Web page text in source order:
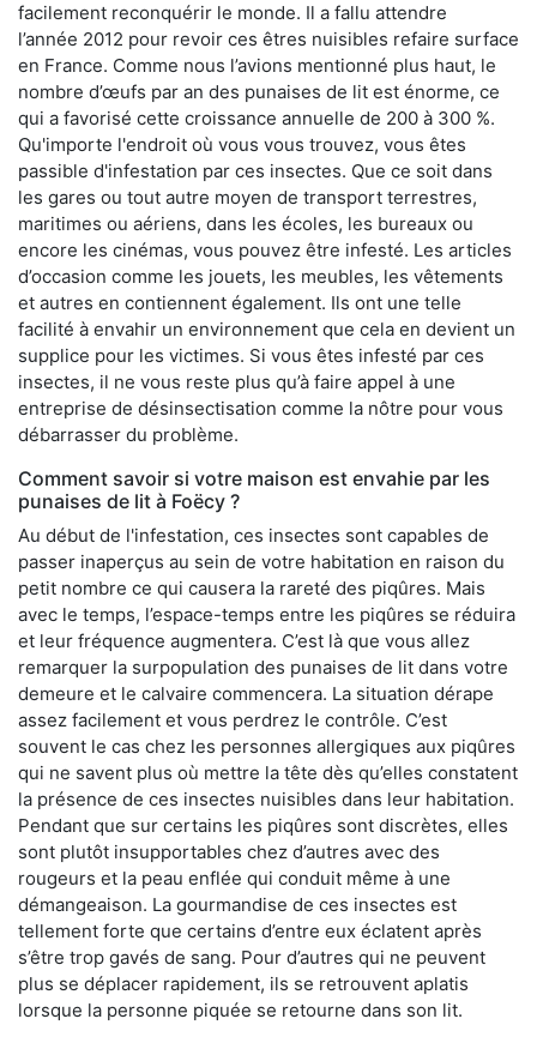
facilement reconquérir le monde. Il a fallu attendre
l’année 2012 pour revoir ces êtres nuisibles refaire surface
en France. Comme nous l’avions mentionné plus haut, le
nombre d’œufs par an des punaises de lit est énorme, ce
qui a favorisé cette croissance annuelle de 200 à 300 %.
Qu'importe l'endroit où vous vous trouvez, vous êtes
passible d'infestation par ces insectes. Que ce soit dans
les gares ou tout autre moyen de transport terrestres,
maritimes ou aériens, dans les écoles, les bureaux ou
encore les cinémas, vous pouvez être infesté. Les articles
d’occasion comme les jouets, les meubles, les vêtements
et autres en contiennent également. Ils ont une telle
facilité à envahir un environnement que cela en devient un
supplice pour les victimes. Si vous êtes infesté par ces
insectes, il ne vous reste plus qu’à faire appel à une
entreprise de désinsectisation comme la nôtre pour vous
débarrasser du problème.
Comment savoir si votre maison est envahie par les
punaises de lit à Foëcy ?
Au début de l'infestation, ces insectes sont capables de
passer inaperçus au sein de votre habitation en raison du
petit nombre ce qui causera la rareté des piqûres. Mais
avec le temps, l’espace-temps entre les piqûres se réduira
et leur fréquence augmentera. C’est là que vous allez
remarquer la surpopulation des punaises de lit dans votre
demeure et le calvaire commencera. La situation dérape
assez facilement et vous perdrez le contrôle. C’est
souvent le cas chez les personnes allergiques aux piqûres
qui ne savent plus où mettre la tête dès qu’elles constatent
la présence de ces insectes nuisibles dans leur habitation.
Pendant que sur certains les piqûres sont discrètes, elles
sont plutôt insupportables chez d’autres avec des
rougeurs et la peau enflée qui conduit même à une
démangeaison. La gourmandise de ces insectes est
tellement forte que certains d’entre eux éclatent après
s’être trop gavés de sang. Pour d’autres qui ne peuvent
plus se déplacer rapidement, ils se retrouvent aplatis
lorsque la personne piquée se retourne dans son lit.